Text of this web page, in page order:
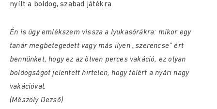
nyílt a boldog, szabad játékra.
Én is úgy emlékszem vissza a lyukasórákra: mikor egy
tanár megbetegedett vagy más ilyen „szerencse” ért
bennünket, hogy ez az ötven perces vakáció, ez olyan
boldogságot jelentett hirtelen, hogy fölért a nyári nagy
vakációval.
(Mészöly Dezső)